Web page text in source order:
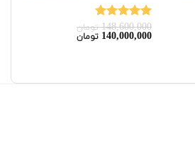
نمره5.00
از 5
148,600,000 تومان
قیمت
اصلی:
140,000,000 تومانقیمت
فعلی: